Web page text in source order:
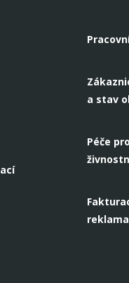
a stav
Péče